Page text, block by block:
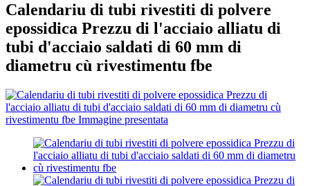
Calendariu di tubi rivestiti di polvere
epossidica Prezzu di l'acciaio alliatu di
tubi d'acciaio saldati di 60 mm di
diametru cù rivestimentu fbe